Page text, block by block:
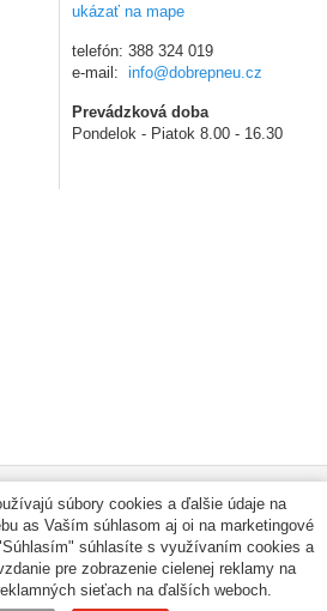
ukázať na mape
telefón: 388 324 019
e-mail: info@dobrepneu.cz
Prevádzková doba
Pondelok - Piatok 8.00 - 16.30
Bezpečné platební
metody
Využíváme zasílání
PPL
súbory cookies a ďalšie údaje na
as Vaším súhlasom aj oi na marketingové
súhlasíte s využívaním cookies a
pre zobrazenie cielenej reklamy na
sieťach na ďalších weboch.